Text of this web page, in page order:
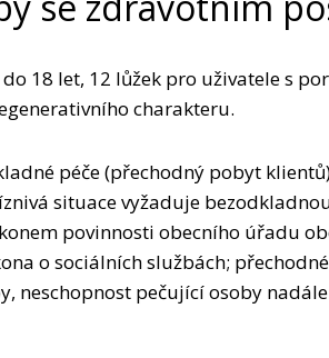
18 let, 12 lůžek pro uživatele s
charakteru.
péče (přechodný pobyt
situace vyžaduje
povinnosti obecního úřadu
o sociálních službách;
neschopnost pečující osoby